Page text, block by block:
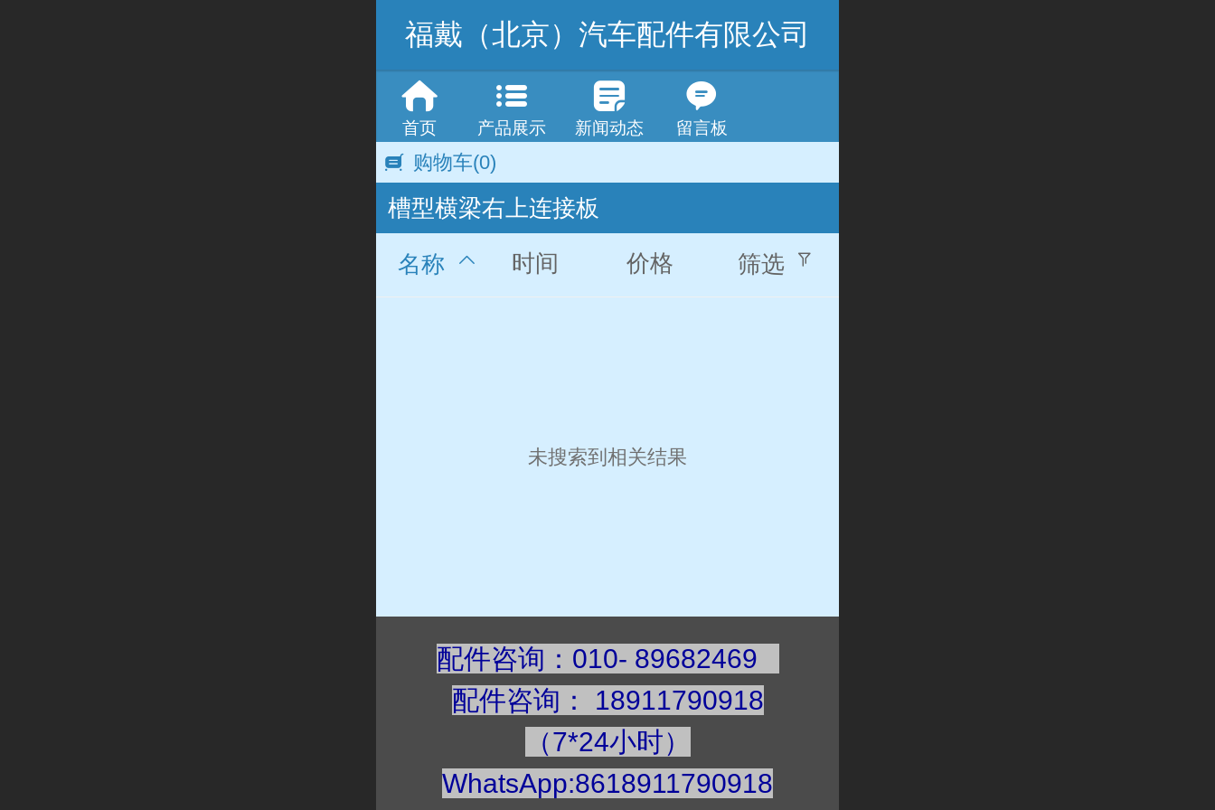
福戴（北京）汽车配件有限公司
首页 产品展示 新闻动态 留言板
购物车(0)
槽型横梁右上连接板
名称 时间 价格 筛选
未搜索到相关结果
配件咨询：010- 89682469
配件咨询 ： 18911790918
（7*24小时）
WhatsApp:8618911790918